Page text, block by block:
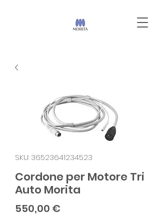
SKU: 36523641234523
Cordone per Motore Tri
Auto Morita
550,00 €